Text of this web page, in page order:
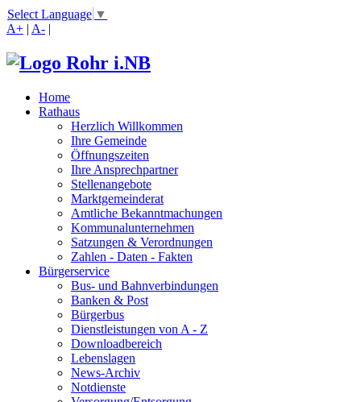
Select Language ▼
A+ | A- |
Home
Rathaus
Herzlich Willkommen
Ihre Gemeinde
Öffnungszeiten
Ihre Ansprechpartner
Stellenangebote
Marktgemeinderat
Amtliche Bekanntmachungen
Kommunalunternehmen
Satzungen & Verordnungen
Zahlen - Daten - Fakten
Bürgerservice
Bus- und Bahnverbindungen
Banken & Post
Bürgerbus
Dienstleistungen von A - Z
Downloadbereich
Lebenslagen
News-Archiv
Notdienste